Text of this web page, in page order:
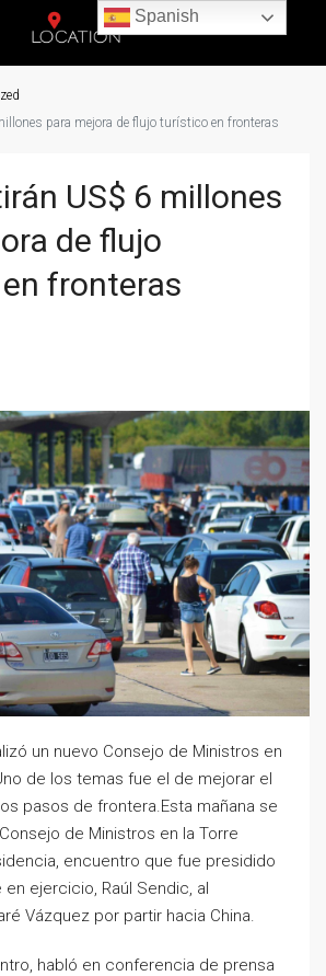
para mejora de flujo turístico en fronteras
US$ 6 millones
de flujo
fronteras
un nuevo Consejo de Ministros en
de los temas fue el de mejorar el
pasos de frontera.Esta mañana se
de Ministros en la Torre
encuentro que fue presidido
ejercicio, Raúl Sendic, al
Vázquez por partir hacia China.
habló en conferencia de prensa
Spanish